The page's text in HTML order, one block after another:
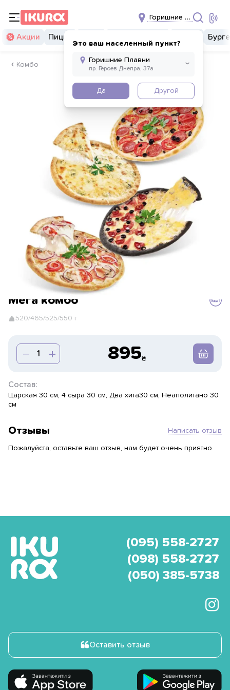
Горишние Плавни
Это ваш населенный пункт?
Да Другой
Акции Пицца
Комбо
Мега комбо
520/465/525/550 г
895
Состав:
Царская 30 см, 4 сыра 30 см, Два хита30 см, Неаполитано 30
см
Отзывы Написать отзыв
Пожалуйста, оставьте ваш отзыв, нам будет очень приятно.
(095) 558-2727
(098) 558-2727
(050) 385-5738
Оставить отзыв